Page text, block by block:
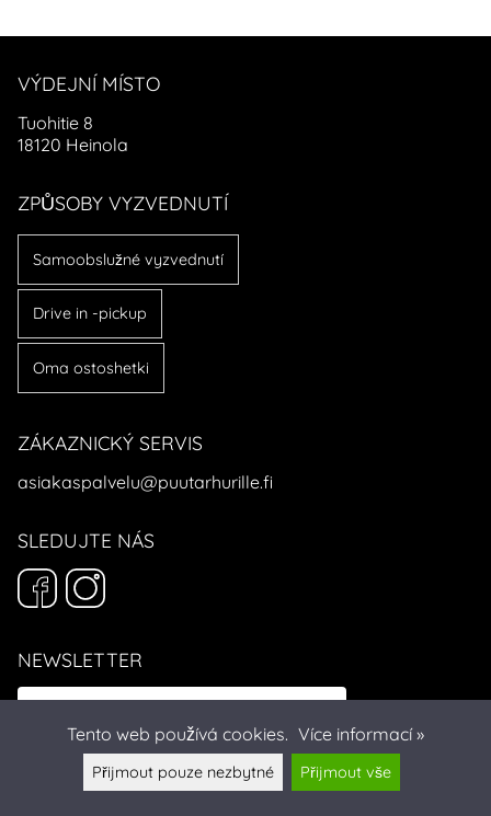
VÝDEJNÍ MÍSTO
Tuohitie 8
18120 Heinola
ZPŮSOBY VYZVEDNUTÍ
Samoobslužné vyzvednutí
Drive in -pickup
Oma ostoshetki
ZÁKAZNICKÝ SERVIS
asiakaspalvelu@puutarhurille.fi
SLEDUJTE NÁS
NEWSLETTER
Tento web používá cookies. Více informací »
Přijmout pouze nezbytné Přijmout vše